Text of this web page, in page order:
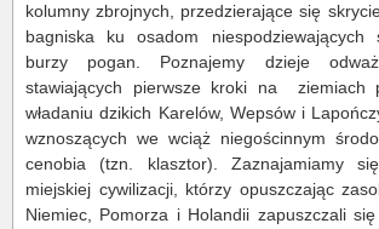
kolumny zbrojnych, przedzierające się
bagniska ku osadom niespodziewających
burzy pogan. Poznajemy dzieje
stawiających pierwsze kroki na ziemiach
władaniu dzikich Karelów, Wepsów i
wznoszących we wciąż niegościnnym
cenobia (tzn. klasztor). Zaznajamiamy
miejskiej cywilizacji, którzy opuszczając
Niemiec, Pomorza i Holandii zapuszczali